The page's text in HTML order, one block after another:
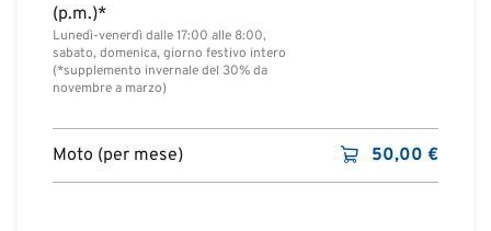
(p.m.)*
Lunedì-venerdì dalle 17:00 alle 8:00,
sabato, domenica, giorno festivo intero
(*supplemento invernale del 30% da
novembre a marzo)
Moto (per mese) 50,00 €